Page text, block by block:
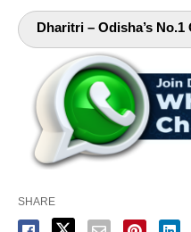
Dharitri – Odisha’s No.1
SHARE